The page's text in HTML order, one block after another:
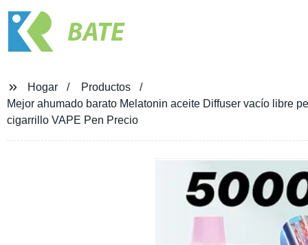
BATE
Hogar
Productos
Mejor ahumado barato Melatonin aceite Diffuser vacío libre
cigarrillo VAPE Pen Precio